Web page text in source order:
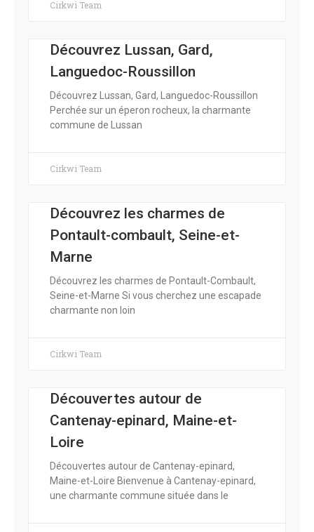
Cirkwi Team
Découvrez Lussan, Gard,
Languedoc-Roussillon
Découvrez Lussan, Gard, Languedoc-Roussillon
Perchée sur un éperon rocheux, la charmante
commune de Lussan
Cirkwi Team
Découvrez les charmes de
Pontault-combault, Seine-et-
Marne
Découvrez les charmes de Pontault-Combault,
Seine-et-Marne Si vous cherchez une escapade
charmante non loin
Cirkwi Team
Découvertes autour de
Cantenay-epinard, Maine-et-
Loire
Découvertes autour de Cantenay-epinard,
Maine-et-Loire Bienvenue à Cantenay-epinard,
une charmante commune située dans le